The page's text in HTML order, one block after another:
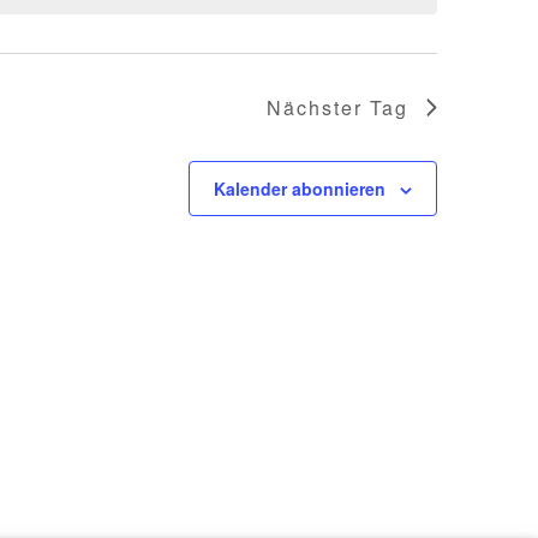
Nächster Tag
Kalender abonnieren